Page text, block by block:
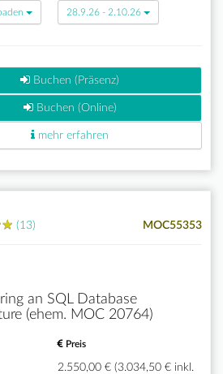
28.9.26 - 2.10.26
Buchen (Präsenz)
Buchen (Online)
mehr erfahren
★
★ (13) MOC55353
an SQL Database
(ehem. MOC 20764)
Preis
2.550,00 € (3.034,50 € inkl.